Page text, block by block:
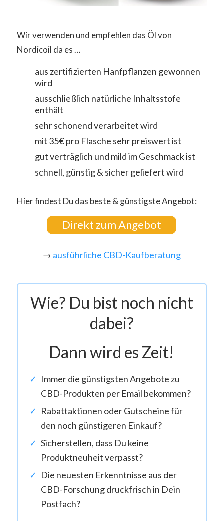
Wir verwenden und empfehlen das Öl von
Nordicoil da es …
aus zertifizierten Hanfpflanzen gewonnen
wird
ausschließlich natürliche Inhaltsstofe
enthält
sehr schonend verarbeitet wird
mit 35€ pro Flasche sehr preiswert ist
gut verträglich und mild im Geschmack ist
schnell, günstig & sicher geliefert wird
Hier findest Du das beste & günstigste Angebot:
Direkt zum Angebot
→ ausführliche CBD-Kaufberatung
Wie? Du bist noch nicht
dabei?
Dann wird es Zeit!
Immer die günstigsten Angebote zu
CBD-Produkten per Email bekommen?
Rabattaktionen oder Gutscheine für
den noch günstigeren Einkauf?
Sicherstellen, dass Du keine
Produktneuheit verpasst?
Die neuesten Erkenntnisse aus der
CBD-Forschung druckfrisch in Dein
Postfach?